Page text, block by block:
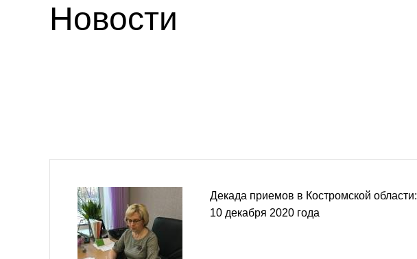
Новости
Декада приемов в Костромской области:
10 декабря 2020 года